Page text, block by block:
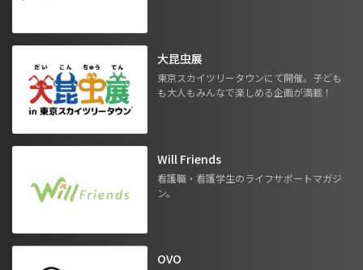
大昆虫展
東京スカイツリータウンにて開催。子ども
も大人もみんなで楽しめる企画が満載！
Will Friends
看護職・看護学生のライフサポートマガジ
ン。
OVO